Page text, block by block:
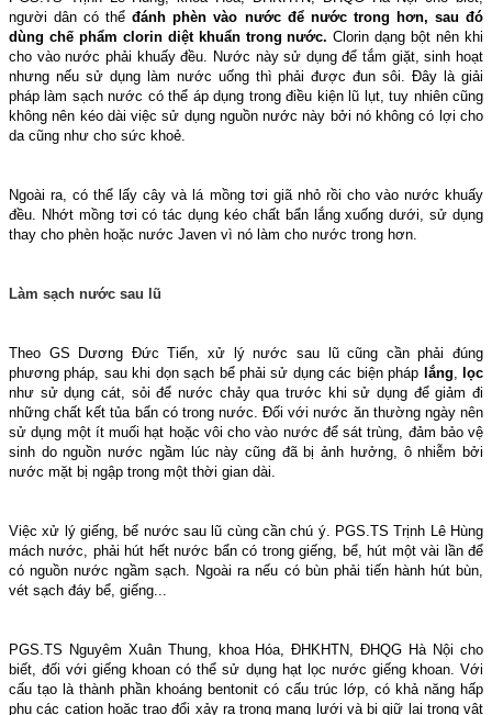
người dân có thểđánh phèn vào nước để nước trong hơn, sau đó
dùng chế phẩm clorin diệt khuẩn trong nước.Clorin dạng bột nên khi
cho vào nước phải khuấy đều. Nước này sử dụng để tắm giặt, sinh hoạt
nhưng nếu sử dụng làm nước uống thì phải được đun sôi. Đây là giải
pháp làm sạch nước có thể áp dụng trong điều kiện lũ lụt, tuy nhiên cũng
không nên kéo dài việc sử dụng nguồn nước này bởi nó không có lợi cho
da cũng như cho sức khoẻ.
Ngoài ra, có thể lấy cây và lá mồng tơi giã nhỏ rồi cho vào nước khuấy
đều. Nhớt mồng tơi có tác dụng kéo chất bẩn lắng xuống dưới, sử dụng
thay cho phèn hoặc nước Javen vì nó làm cho nước trong hơn.
Làm sạch nước sau lũ
Theo GS Dương Đức Tiến, xử lý nước sau lũ cũng cần phải đúng
phương pháp, sau khi dọn sạch bể phải sử dụng các biện pháp lắng, lọc
như sử dụng cát, sỏi để nước chảy qua trước khi sử dụng để giảm đi
những chất kết tủa bẩn có trong nước. Đối với nước ăn thường ngày nên
sử dụng một ít muối hạt hoặc vôi cho vào nước để sát trùng, đảm bảo vệ
sinh do nguồn nước ngầm lúc này cũng đã bị ảnh hưởng, ô nhiễm bởi
nước mặt bị ngập trong một thời gian dài.
Việc xử lý giếng, bể nước sau lũ cùng cần chú ý. PGS.TS Trịnh Lê Hùng
mách nước, phải hút hết nước bẩn có trong giếng, bể, hút một vài lần để
có nguồn nước ngầm sạch. Ngoài ra nếu có bùn phải tiến hành hút bùn,
vét sạch đáy bể, giếng...
PGS.TS Nguyêm Xuân Thung, khoa Hóa, ĐHKHTN, ĐHQG Hà Nội cho
biết, đối với giếng khoan có thể sử dụng hạt lọc nước giếng khoan. Với
cấu tạo là thành phần khoáng bentonit có cấu trúc lớp, có khả năng hấp
phụ các cation hoặc trao đổi xảy ra trong mạng lưới và bị giữ lại trong vật